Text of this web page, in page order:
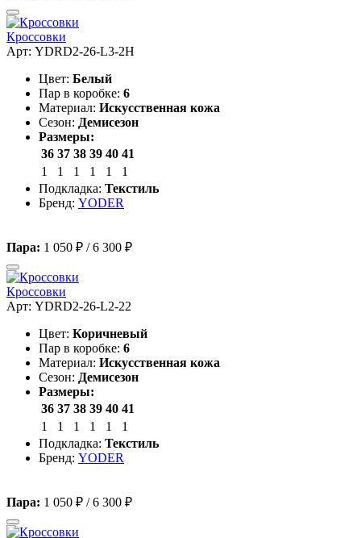
Кроссовки
Арт: YDRD2-26-L3-2H
Цвет: Белый
Пар в коробке: 6
Материал: Искусственная кожа
Сезон: Демисезон
Размеры:
36 37 38 39 40 41
1
1 1 1 1
1
Подкладка: Текстиль
Бренд: YODER
Пара: 1 050 ₽ /6 300 ₽
Кроссовки
Арт: YDRD2-26-L2-22
Цвет: Коричневый
Пар в коробке: 6
Материал: Искусственная кожа
Сезон: Демисезон
Размеры:
36 37 38 39 40 41
1
1 1 1 1
1
Подкладка: Текстиль
Бренд: YODER
Пара: 1 050 ₽ /6 300 ₽